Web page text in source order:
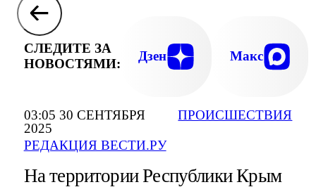
03:05 30 СЕНТЯБРЯ
2025
РЕДАКЦИЯ ВЕСТИ.РУ
ПРОИСШЕСТВИЯ
СЛЕДИТЕ ЗА
НОВОСТЯМИ:
Дзен Макс
На территории Республики Крым